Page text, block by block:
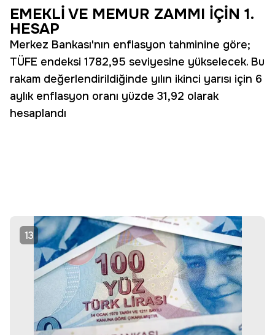
EMEKLİ VE MEMUR ZAMMI İÇİN 1.
HESAP
Merkez Bankası'nın enflasyon tahminine göre;
TÜFE endeksi 1782,95 seviyesine yükselecek. Bu
rakam değerlendirildiğinde yılın ikinci yarısı için 6
aylık enflasyon oranı yüzde 31,92 olarak
hesaplandı
13